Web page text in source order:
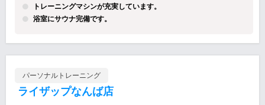
トレーニングマシンが充実しています。
浴室にサウナ完備です。
パーソナルトレーニング
ライザップなんば店